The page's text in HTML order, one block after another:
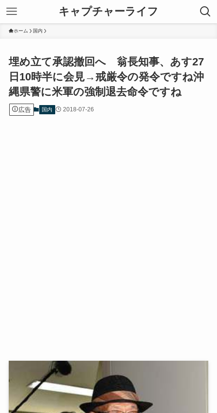
キャプチャーライフ
ホーム 国内
埋め立て承認撤回へ 翁長知事、あす27
日10時半に会見→戒厳令の発令ですね沖
縄県警に米軍の強制退去命令ですね
広告 国内 2018-07-26